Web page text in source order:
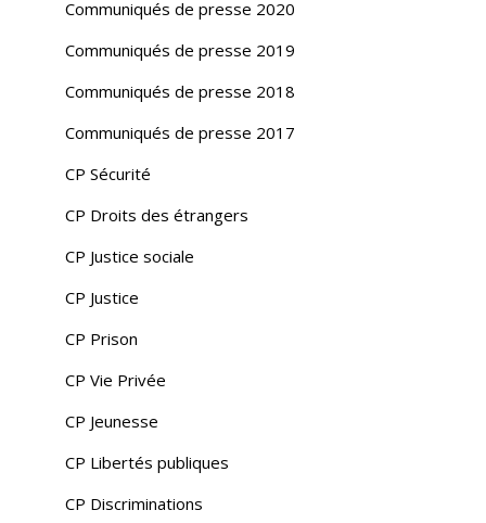
Communiqués de presse 2020
Communiqués de presse 2019
Communiqués de presse 2018
Communiqués de presse 2017
CP Sécurité
CP Droits des étrangers
CP Justice sociale
CP Justice
CP Prison
CP Vie Privée
CP Jeunesse
CP Libertés publiques
CP Discriminations